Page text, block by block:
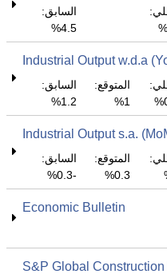
السابق:
4.5%
Industrial Output w.d.a
المتوقع:
1%
السابق:
1.2%
Industrial Output s.a.
المتوقع:
0.3%
السابق:
-0.3%
Economic Bulletin
S&P Global Construction